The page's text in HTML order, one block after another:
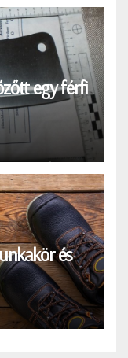
egy férfi
és